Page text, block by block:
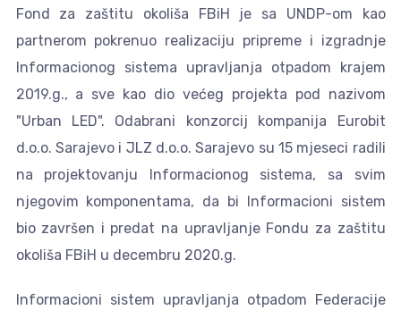
Fond za zaštitu okoliša FBiH je sa UNDP-om kao
partnerom pokrenuo realizaciju pripreme i izgradnje
Informacionog sistema upravljanja otpadom krajem
2019.g., a sve kao dio većeg projekta pod nazivom
"Urban LED". Odabrani konzorcij kompanija Eurobit
d.o.o. Sarajevo i JLZ d.o.o. Sarajevo su 15 mjeseci radili
na projektovanju Informacionog sistema, sa svim
njegovim komponentama, da bi Informacioni sistem
bio završen i predat na upravljanje Fondu za zaštitu
okoliša FBiH u decembru 2020.g.
Informacioni sistem upravljanja otpadom Federacije